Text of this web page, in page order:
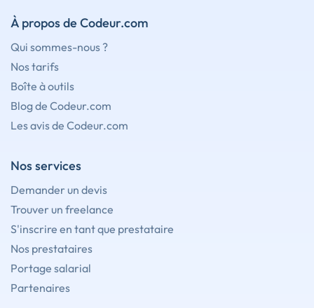
À propos de Codeur.com
Qui sommes-nous ?
Nos tarifs
Boîte à outils
Blog de Codeur.com
Les avis de Codeur.com
Nos services
Demander un devis
Trouver un freelance
S'inscrire en tant que prestataire
Nos prestataires
Portage salarial
Partenaires